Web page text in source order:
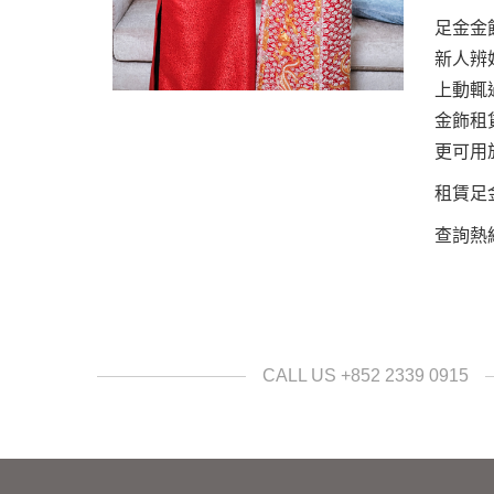
足金金
新人辨
上動
金飾租
更可用
租賃足
查詢熱
CALL US +852 2339 0915